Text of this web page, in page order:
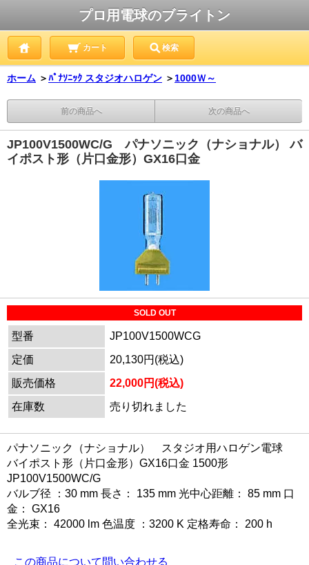
プロ用電球のブライトン
カート 検索
ホーム ＞ﾊﾟﾅｿﾆｯｸ スタジオハロゲン ＞ 1000Ｗ～
前の商品へ 次の商品へ
JP100V1500WC/G パナソニック（ナショナル） バ
イポスト形（片口金形）GX16口金
SOLD OUT
型番
JP100V1500WCG
定価
20,130円(税込)
販売価格
22,000円(税込)
在庫数
売り切れました
パナソニック（ナショナル） スタジオ用ハロゲン電球
バイポスト形（片口金形）GX16口金 1500形
JP100V1500WC/G
バルブ径 ：30 mm 長さ： 135 mm 光中心距離： 85 mm 口
金： GX16
全光束： 42000 lm 色温度 ：3200 K 定格寿命： 200 h
この商品について問い合わせる